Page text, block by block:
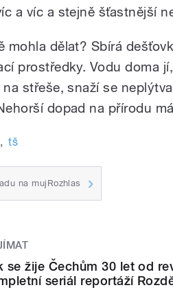
a víc a stejně šťastnější
mohla dělat? Sbírá
prostředky. Vodu doma
střeše, snaží se
dopad na přírodu
, tš
na mujRozhlas
se žije Čechům 30 let od
seriál reportáží